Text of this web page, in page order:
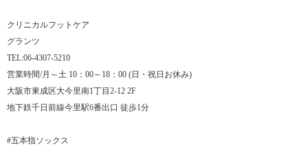
クリニカルフットケア
グランツ
TEL:06-4307-5210
営業時間/月～土 10：00～18：00 (日・祝日お休み)
大阪市東成区大今里南1丁目2-12 2F
地下鉄千日前線今里駅6番出口 徒歩1分
#五本指ソックス